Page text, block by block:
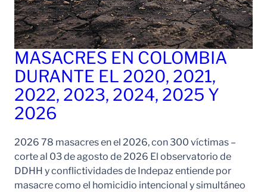
MASACRES EN COLOMBIA
DURANTE EL 2020, 2021,
2022, 2023, 2024, 2025 Y
2026
2026 78 masacres en el 2026, con 300 víctimas –
corte al 03 de agosto de 2026 El observatorio de
DDHH y conflictividades de Indepaz entiende por
masacre como el homicidio intencional y simultáneo